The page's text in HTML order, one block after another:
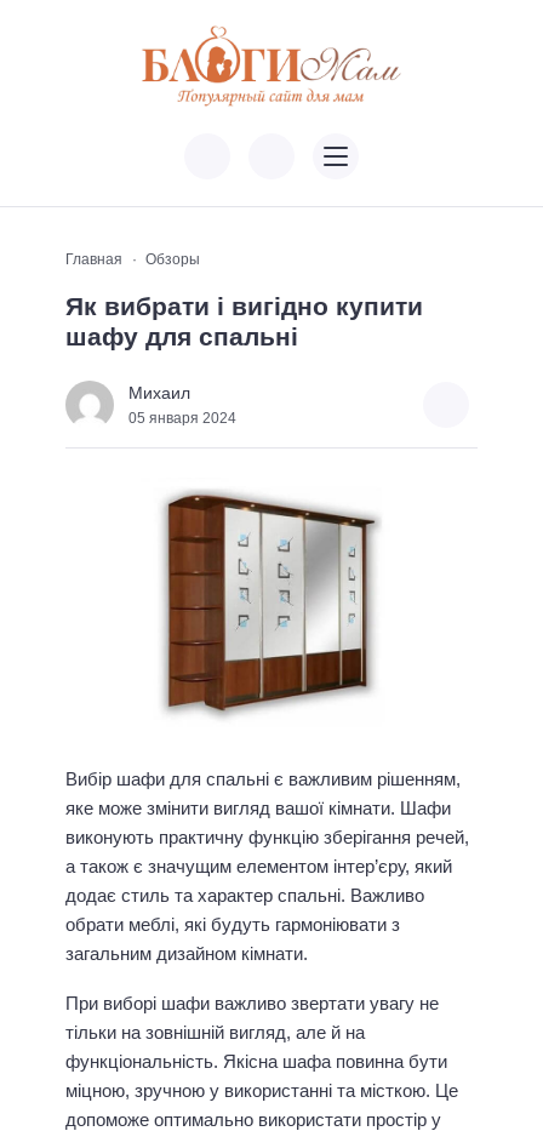
Главная Обзоры
Як вибрати і вигідно купити
шафу для спальні
Михаил
05 января 2024
Вибір шафи для спальні є важливим рішенням,
яке може змінити вигляд вашої кімнати. Шафи
виконують практичну функцію зберігання речей,
а також є значущим елементом інтер’єру, який
додає стиль та характер спальні. Важливо
обрати меблі, які будуть гармоніювати з
загальним дизайном кімнати.
При виборі шафи важливо звертати увагу не
тільки на зовнішній вигляд, але й на
функціональність. Якісна шафа повинна бути
міцною, зручною у використанні та місткою. Це
допоможе оптимально використати простір у